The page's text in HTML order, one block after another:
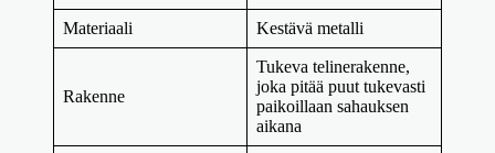
Materiaali Kestävä metalli
Rakenne
Tukeva telinerakenne,
joka pitää puut tukevasti
paikoillaan sahauksen
aikana